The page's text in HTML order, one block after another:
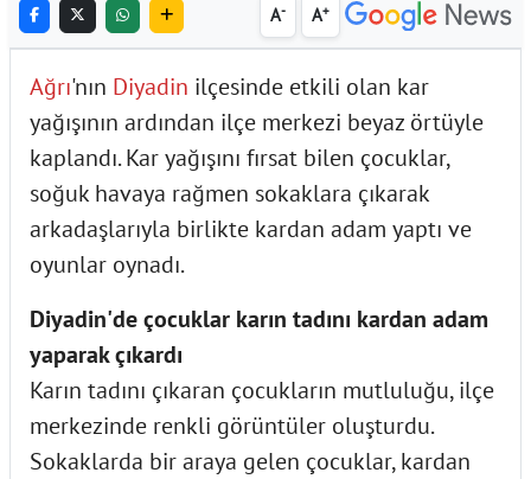
A- A+
Ağrı'nın Diyadin ilçesinde etkili olan kar
yağışının ardından ilçe merkezi beyaz örtüyle
kaplandı. Kar yağışını fırsat bilen çocuklar,
soğuk havaya rağmen sokaklara çıkarak
arkadaşlarıyla birlikte kardan adam yaptı ve
oyunlar oynadı.
Diyadin'de çocuklar karın tadını kardan adam
yaparak çıkardı
Karın tadını çıkaran çocukların mutluluğu, ilçe
merkezinde renkli görüntüler oluşturdu.
Sokaklarda bir araya gelen çocuklar, kardan